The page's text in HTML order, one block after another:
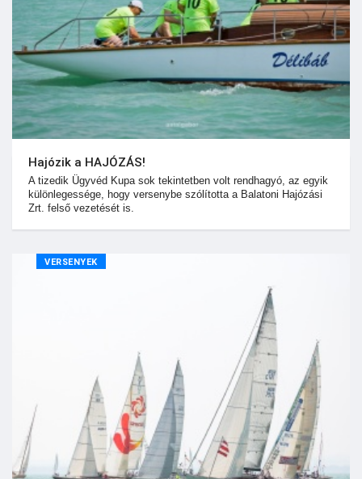
Hajózik a HAJÓZÁS!
A tizedik Ügyvéd Kupa sok tekintetben volt rendhagyó, az egyik
különlegessége, hogy versenybe szólította a Balatoni Hajózási
Zrt. felső vezetését is.
VERSENYEK